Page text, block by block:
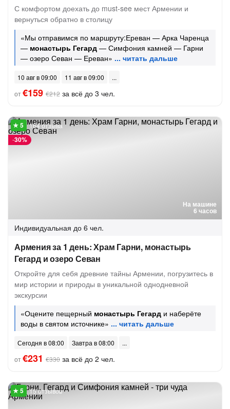
С комфортом доехать до must-see мест Армении и
вернуться обратно в столицу
«Мы отправимся по маршруту:Ереван — Арка Чаренца
— монастырь Гегард — Симфония камней — Гарни
— озеро Севан — Ереван»
10 авг в 09:00
11 авг в 09:00
от€159 €212 за всё до 3 чел.
На машине
6 часов
-30%
164 отзыва
Индивидуальная до 6 чел.
Армения за 1 день: Храм Гарни, монастырь
Гегард и озеро Севан
Откройте для себя древние тайны Армении, погрузитесь в
мир истории и природы в уникальной однодневной
экскурсии
«Оцените пещерный монастырь Гегард и наберёте
воды в святом источнике»
Сегодня в 08:00
Завтра в 08:00
от€231 €330 за всё до 2 чел.
15 отзывов